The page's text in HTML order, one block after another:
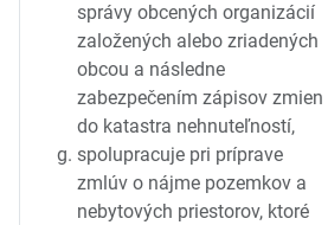
správy obcených organizácií
založených alebo zriadených
obcou a následne
zabezpečením zápisov zmien
do katastra nehnuteľností,
spolupracuje pri príprave
zmlúv o nájme pozemkov a
nebytových priestorov, ktoré